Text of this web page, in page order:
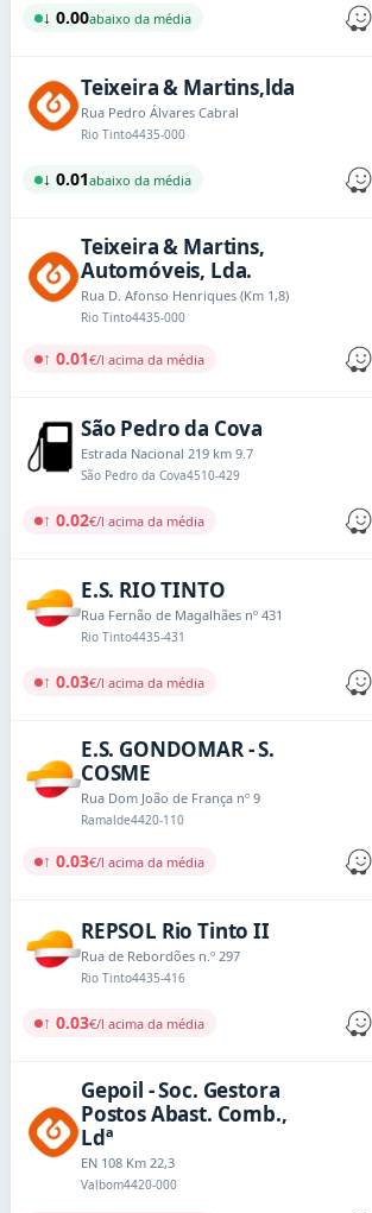
↓ 0.00abaixo da média
Teixeira & Martins,lda
Rua Pedro Álvares Cabral
Rio Tinto4435-000
↓ 0.01abaixo da média
Teixeira & Martins,
Automóveis, Lda.
Rua D. Afonso Henriques (Km 1,8)
Rio Tinto4435-000
↑ 0.01€/l acima da média
São Pedro da Cova
Estrada Nacional 219 km 9.7
São Pedro da Cova4510-429
↑ 0.02€/l acima da média
E.S. RIO TINTO
Rua Fernão de Magalhães nº 431
Rio Tinto4435-431
↑ 0.03€/l acima da média
E.S. GONDOMAR - S.
COSME
Rua Dom João de França nº 9
Ramalde4420-110
↑ 0.03€/l acima da média
REPSOL Rio Tinto II
Rua de Rebordões n.º 297
Rio Tinto4435-416
↑ 0.03€/l acima da média
Gepoil - Soc. Gestora
Postos Abast. Comb.,
Ldª
EN 108 Km 22,3
Valbom4420-000